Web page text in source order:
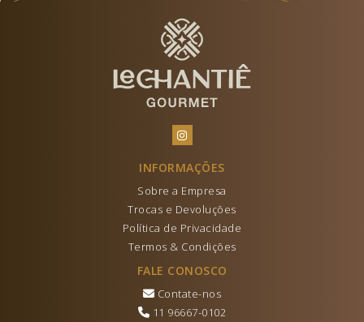
INFORMAÇÕES
Sobre a Empresa
Trocas e Devoluções
Política de Privacidade
Termos & Condições
FALE CONOSCO
Contate-nos
11 96667-0102